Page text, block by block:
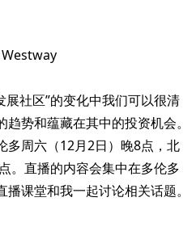
社区”的变化中我们可以很清
势和蕴藏在其中的投资机会。
多周六（12月2日）晚8点，北
。直播的内容会集中在多伦多
课堂和我一起讨论相关话题。